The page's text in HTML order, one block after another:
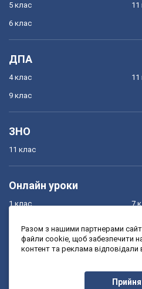
5 клас
6 клас
11
ДПА
4 клас
9 клас
11
ЗНО
11 клас
Онлайн уроки
1 клас
3 клас
7
9
Разом з нашими партнерами
файли cookie, щоб забезпечити
контент та реклама